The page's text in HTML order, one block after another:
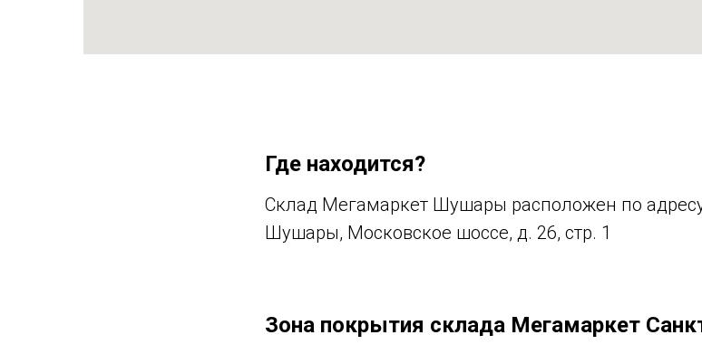
Где находится?
Склад Мегамаркет Шушары расположен по адресу
Шушары, Московское шоссе, д. 26, стр. 1
Зона покрытия склада Мегамаркет